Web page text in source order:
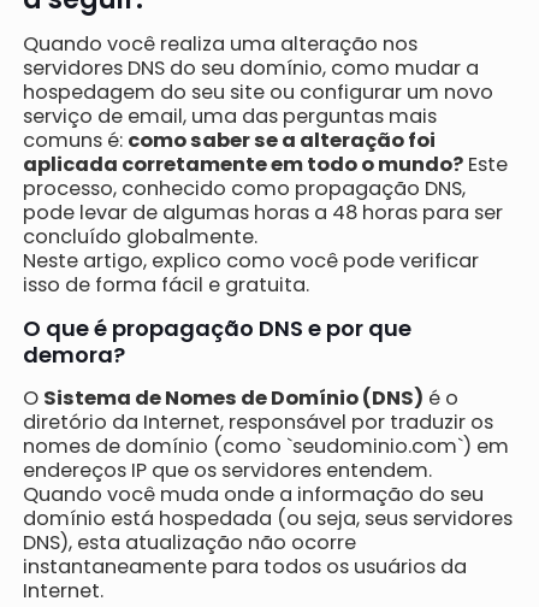
Quando você realiza uma alteração nos
servidores DNS do seu domínio, como mudar a
hospedagem do seu site ou configurar um novo
serviço de email, uma das perguntas mais
comuns é: como saber se a alteração foi
aplicada corretamente em todo o mundo? Este
processo, conhecido como propagação DNS,
pode levar de algumas horas a 48 horas para ser
concluído globalmente.
Neste artigo, explico como você pode verificar
isso de forma fácil e gratuita.
O que é propagação DNS e por que
demora?
O Sistema de Nomes de Domínio (DNS) é o
diretório da Internet, responsável por traduzir os
nomes de domínio (como `seudominio.com`) em
endereços IP que os servidores entendem.
Quando você muda onde a informação do seu
domínio está hospedada (ou seja, seus servidores
DNS), esta atualização não ocorre
instantaneamente para todos os usuários da
Internet.